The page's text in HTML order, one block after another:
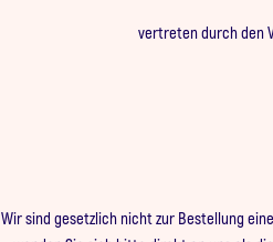
vertreten durch den
Wir sind gesetzlich nicht zur Bestellung